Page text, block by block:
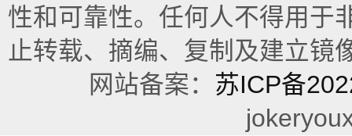
性和可靠性。任何人不得用于
止转载、摘编、复制及建立镜
网站备案： 苏ICP备